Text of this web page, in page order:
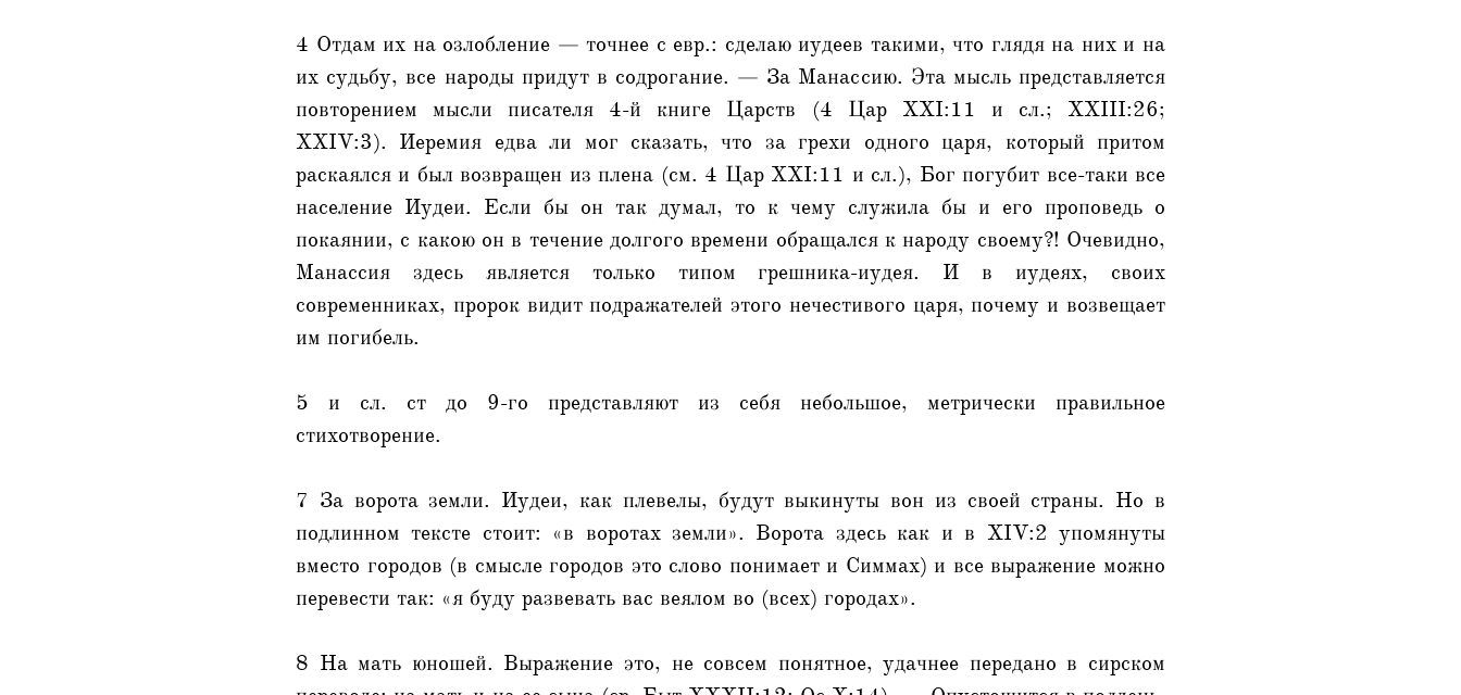
4 Отдам их на озлобление — точнее с евр.: сделаю иудеев такими, что глядя на них и на
их судьбу, все народы придут в содрогание. — За Манассию. Эта мысль представляется
повторением мысли писателя 4-й книге Царств (4 Цар XXI:11 и сл.; XXIII:26;
XXIV:3). Иеремия едва ли мог сказать, что за грехи одного царя, который притом
раскаялся и был возвращен из плена (см. 4 Цар ХХI:11 и сл.), Бог погубит все-таки все
население Иудеи. Если бы он так думал, то к чему служила бы и его проповедь о
покаянии, с какою он в течение долгого времени обращался к народу своему?! Очевидно,
Манассия здесь является только типом грешника-иудея. И в иудеях, своих
современниках, пророк видит подражателей этого нечестивого царя, почему и возвещает
им погибель.
5 и сл. ст до 9-го представляют из себя небольшое, метрически правильное
стихотворение.
7 За ворота земли. Иудеи, как плевелы, будут выкинуты вон из своей страны. Но в
подлинном тексте стоит: «в воротах земли». Ворота здесь как и в XIV:2 упомянуты
вместо городов (в смысле городов это слово понимает и Симмах) и все выражение можно
перевести так: «я буду развевать вас веялом во (всех) городах».
8 На мать юношей. Выражение это, не совсем понятное, удачнее передано в сирском